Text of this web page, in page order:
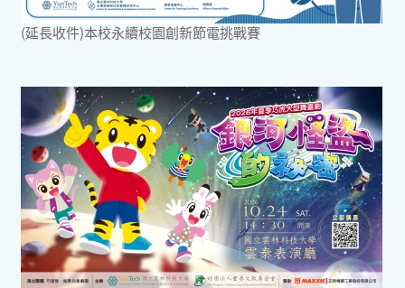
(延長收件)本校永續校園創新節電挑戰賽